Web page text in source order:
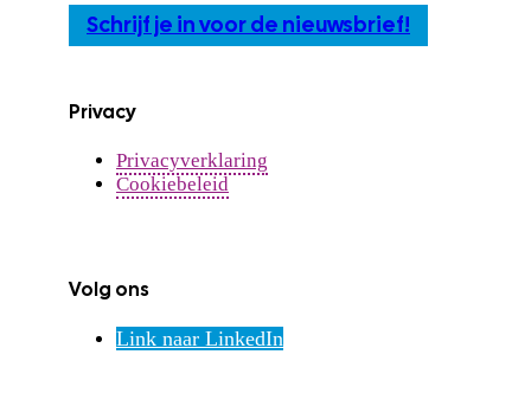
Schrijf je in voor de nieuwsbrief!
Privacy
Privacyverklaring
Cookiebeleid
Volg ons
Link naar LinkedIn